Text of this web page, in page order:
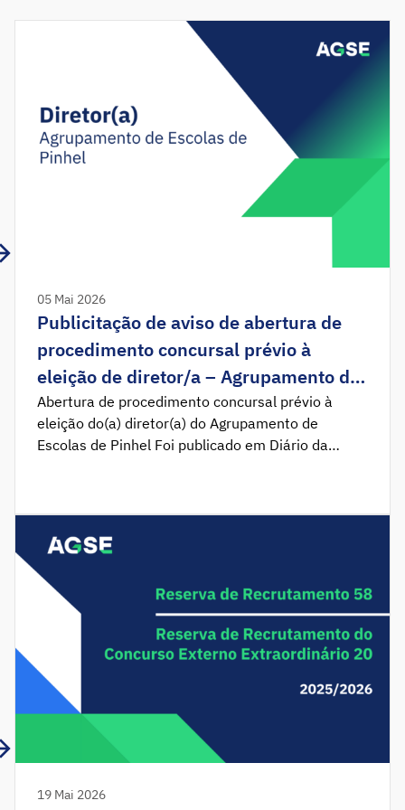
05 Mai 2026
Publicitação de aviso de abertura de
procedimento concursal prévio à
eleição de diretor/a – Agrupamento de
Escolas de Pinhel
Abertura de procedimento concursal prévio à
eleição do(a) diretor(a) do Agrupamento de
Escolas de Pinhel Foi publicado em Diário da
eleição do(a) diretor(a) do Agrupamento de
Escolas de Pinhel (AgEP). Nos termos dos artigos
21.º e 22.º do Decreto-Lei n.º 75/2008, de 22 […]
19 Mai 2026